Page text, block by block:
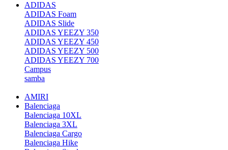
ADIDAS
ADIDAS Foam
ADIDAS Slide
ADIDAS YEEZY 350
ADIDAS YEEZY 450
ADIDAS YEEZY 500
ADIDAS YEEZY 700
Campus
samba
AMIRI
Balenciaga
Balenciaga 10XL
Balenciaga 3XL
Balenciaga Cargo
Balenciaga Hike